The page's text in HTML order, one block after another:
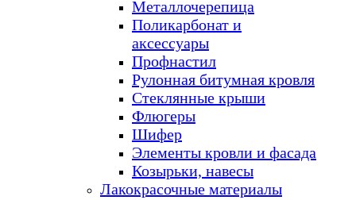
Металлочерепица
Поликарбонат и
аксессуары
Профнастил
Рулонная битумная кровля
Стеклянные крыши
Флюгеры
Шифер
Элементы кровли и фасада
Козырьки, навесы
Лакокрасочные материалы